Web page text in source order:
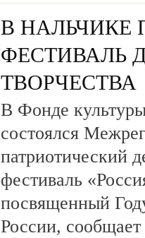
В НАЛЬЧИКЕ
ФЕСТИВАЛЬ
ТВОРЧЕСТВА
В Фонде
состоялся
патриотический
фестиваль
посвященный
России,